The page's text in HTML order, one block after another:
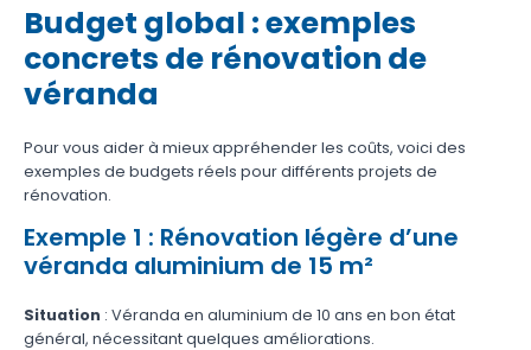
Budget global : exemples
concrets de rénovation de
véranda
Pour vous aider à mieux appréhender les coûts, voici des
exemples de budgets réels pour différents projets de
rénovation.
Exemple 1 : Rénovation légère d’une
véranda aluminium de 15 m²
Situation : Véranda en aluminium de 10 ans en bon état
général, nécessitant quelques améliorations.